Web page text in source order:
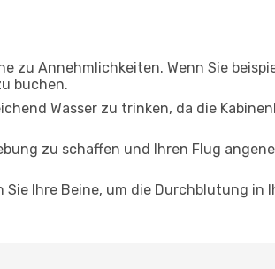
zu Annehmlichkeiten. Wenn Sie
buchen.
Wasser zu trinken, da die
zu schaffen und Ihren Flug
Ihre Beine, um die Durchblutung in